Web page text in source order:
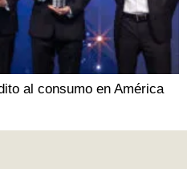
al consumo en América